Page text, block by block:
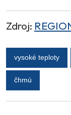
Zdroj:
vysoké teploty
čhmú